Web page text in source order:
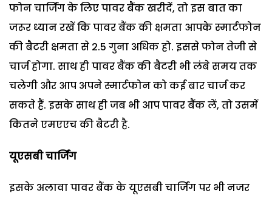
फोन चार्जिंग के लिए पावर बैंक खरीदें, तो इस बात का
जरूर ध्यान रखें कि पावर बैंक की क्षमता आपके स्मार्टफोन
की बैटरी क्षमता से 2.5 गुना अधिक हो. इससे फोन तेजी से
चार्ज होगा. साथ ही पावर बैंक की बैटरी भी लंबे समय तक
चलेगी और आप अपने स्मार्टफोन को कई बार चार्ज कर
सकते हैं. इसके साथ ही जब भी आप पावर बैंक लें, तो उसमें
कितने एमएएच की बैटरी है.
यूएसबी चार्जिंग
इसके अलावा पावर बैंक के यूएसबी चार्जिंग पर भी नजर